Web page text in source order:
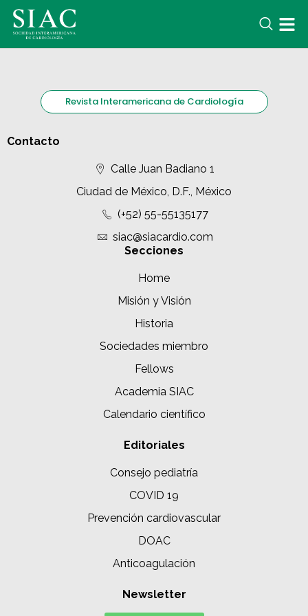
Revista Interamericana de Cardiología
Contacto
Calle Juan Badiano 1
Ciudad de México, D.F., México
(+52) 55-55135177
siac@siacardio.com
Secciones
Home
Misión y Visión
Historia
Sociedades miembro
Fellows
Academia SIAC
Calendario científico
Editoriales
Consejo pediatría
COVID 19
Prevención cardiovascular
DOAC
Anticoagulación
Newsletter